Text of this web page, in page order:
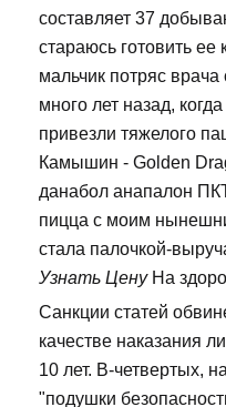
составляет 37
стараюсь готовить
мальчик потряс
много лет назад,
привезли тяжелого
Камышин - Golden
данабол анапалон
пицца с моим
стала палочкой-
Узнать ЦенуНа
Санкции статей
качестве наказания
10 лет. В-четвертых,
"подушки